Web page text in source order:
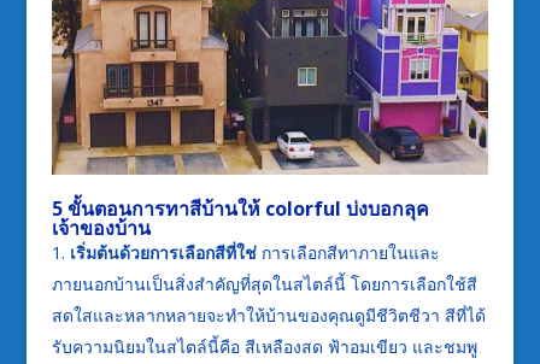
5 ขั้นตอนการทาสีบ้านให้ colorful บ่งบอกลุค
เจ้าของบ้าน
เริ่มต้นด้วยการเลือกสีที่ใช่การเลือกสีทาภายในและ
ภายนอกบ้านเป็นสิ่งสำคัญที่สุดในสไตล์นี้ โดยการเลือกใช้สี
สดใสและหลากหลายจะทำให้บ้านของคุณดูมีชีวิตชีวา สีที่ได้
รับความนิยมในสไตล์นี้คือ สีเหลืองสด ฟ้าอมเขียว และชมพู